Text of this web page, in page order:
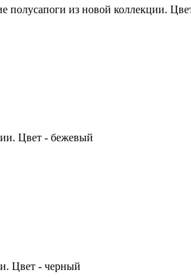
полусапоги из новой коллекции.
Цвет - бежевый
Цвет - черный